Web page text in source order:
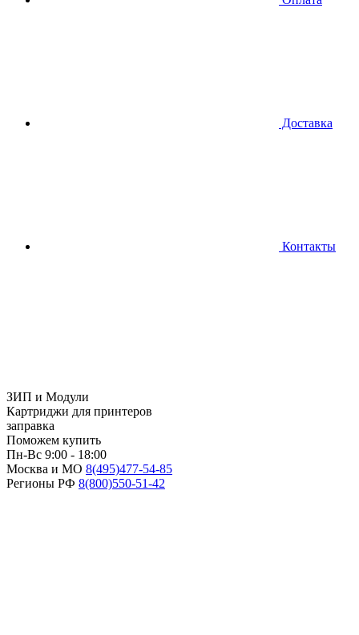
Доставка
Контакты
ЗИП и Модули
Картриджи для принтеров
заправка
Поможем купить
Пн-Вс 9:00 - 18:00
Москва и МО 8(495)477-54-85
Регионы РФ 8(800)550-51-42